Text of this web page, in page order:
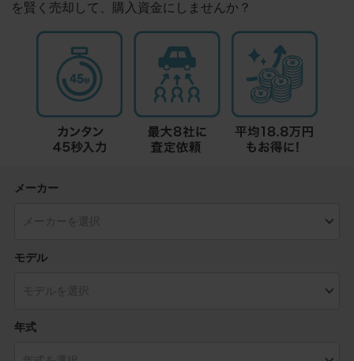
を賢く売却して、購入資金にしませんか？
メーカー
モデル
年式